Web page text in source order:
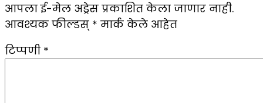
आपला ई-मेल अड्रेस प्रकाशित केला जाणार नाही.
आवश्यक फील्डस् * मार्क केले आहेत
टिप्पणी *